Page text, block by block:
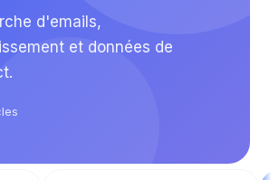
d'emails,
et données de